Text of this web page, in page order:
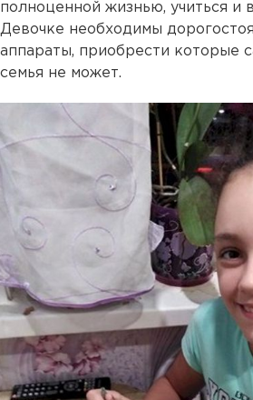
полноценной жизнью, учиться и
Девочке необходимы
аппараты, приобрести которые
семья не может.